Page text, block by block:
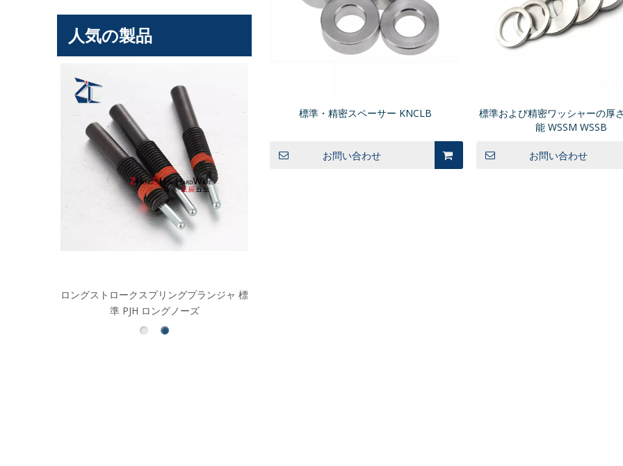
人気の製品
GN817 ミニインデックスプランジャ コン
パクトリターンタイプ PMXYSB
標準・精密スペーサー KNCLB
お問い合わせ
標準および精密ワッシャーの厚
能 WSSM WSSB
お問い合わせ